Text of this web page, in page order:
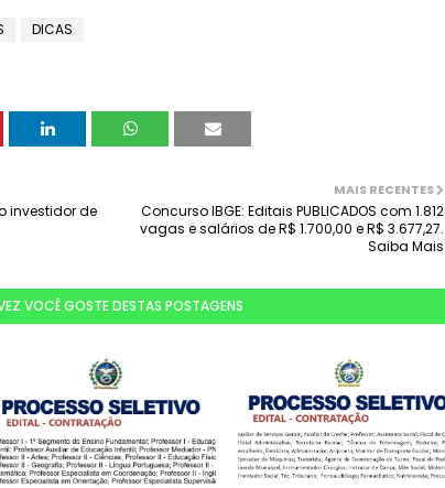
DICAS
MAIS RECENTES
Concurso IBGE: Editais PUBLICADOS com 1.812
vagas e salários de R$ 1.700,00 e R$ 3.677,27.
Saiba Mais
investidor de
VOCÊ GOSTE DESTAS POSTAGENS